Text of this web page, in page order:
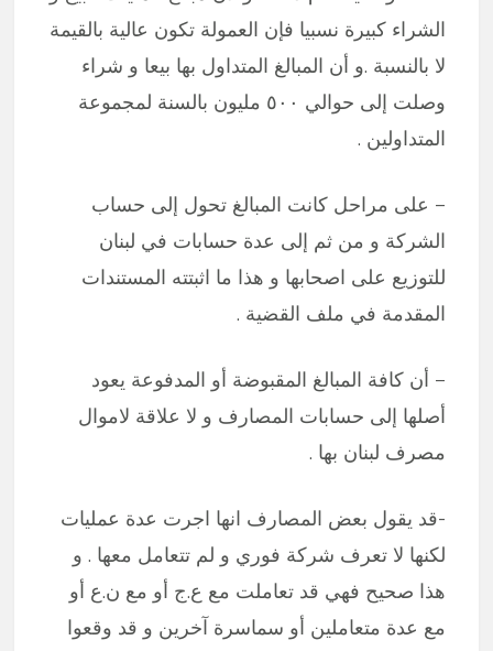
الشراء كبيرة نسبيا فإن العمولة تكون عالية بالقيمة
لا بالنسبة .و أن المبالغ المتداول بها بيعا و شراء
وصلت إلى حوالي ٥٠٠ مليون بالسنة لمجموعة
المتداولين .
– على مراحل كانت المبالغ تحول إلى حساب
الشركة و من ثم إلى عدة حسابات في لبنان
للتوزيع على اصحابها و هذا ما اثبتته المستندات
المقدمة في ملف القضية .
– أن كافة المبالغ المقبوضة أو المدفوعة يعود
أصلها إلى حسابات المصارف و لا علاقة لاموال
مصرف لبنان بها .
-قد يقول بعض المصارف انها اجرت عدة عمليات
لكنها لا تعرف شركة فوري و لم تتعامل معها . و
هذا صحيح فهي قد تعاملت مع ع.ج أو مع ن.ع أو
مع عدة متعاملين أو سماسرة آخرين و قد وقعوا